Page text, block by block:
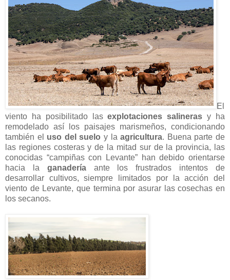
El
viento ha posibilitado lasexplotaciones salineras y ha
remodelado así los paisajes marismeños, condicionando
también el uso del suelo y laagricultura. Buena parte de
las regiones costeras y de la mitad sur de la provincia, las
conocidas “campiñas con Levante” han debido orientarse
hacia la ganaderíaante los frustrados intentos de
desarrollar cultivos, siempre limitados por la acción del
viento de Levante, que termina por asurar las cosechas en
los secanos.